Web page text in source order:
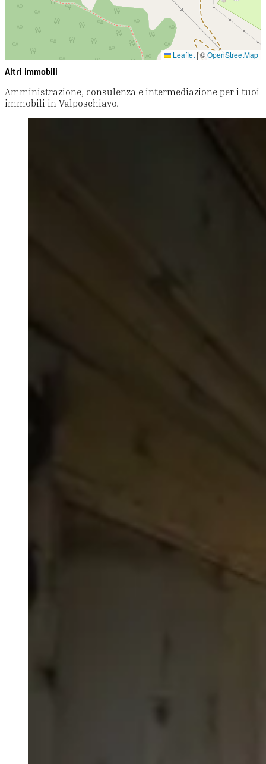
Leaflet |©OpenStreetMap
Altri immobili
Amministrazione, consulenza e intermediazione per i tuoi
immobili in Valposchiavo.